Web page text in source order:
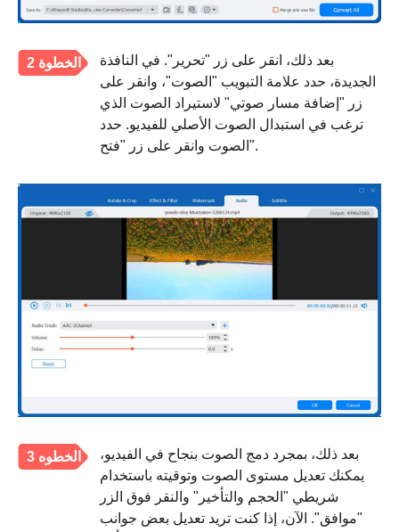
الخطوة 2
بعد ذلك، انقر على زر "تحرير". في النافذة
الجديدة، حدد علامة التبويب "الصوت"، وانقر على
زر "إضافة مسار صوتي" لاستيراد الصوت الذي
ترغب في استبدال الصوت الأصلي للفيديو. حدد
الصوت وانقر على زر "فتح".
الخطوه 3
بعد ذلك، بمجرد دمج الصوت بنجاح في الفيديو،
يمكنك تعديل مستوى الصوت وتوقيته باستخدام
شريطي "الحجم والتأخير" والنقر فوق الزر
"موافق". الآن، إذا كنت تريد تعديل بعض جوانب